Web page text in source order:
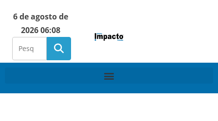
6 de agosto de
2026 06:08